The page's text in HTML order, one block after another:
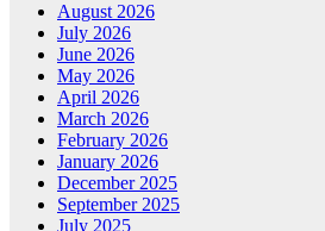
August 2026
July 2026
June 2026
May 2026
April 2026
March 2026
February 2026
January 2026
December 2025
September 2025
July 2025